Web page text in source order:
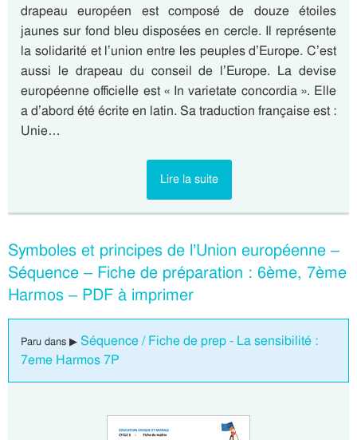
drapeau européen est composé de douze étoiles
jaunes sur fond bleu disposées en cercle. Il représente
la solidarité et l’union entre les peuples d’Europe. C’est
aussi le drapeau du conseil de l’Europe. La devise
européenne officielle est « In varietate concordia ». Elle
a d’abord été écrite en latin. Sa traduction française est :
Unie…
Lire la suite
Symboles et principes de l’Union européenne –
Séquence – Fiche de préparation : 6ème, 7ème
Harmos – PDF à imprimer
Paru dans ▶ Séquence / Fiche de prep - La sensibilité :
7eme Harmos 7P